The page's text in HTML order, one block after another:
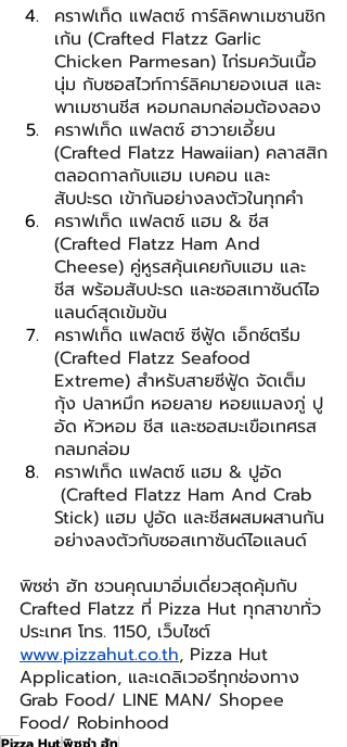
คราฟเท็ด แฟลตซ์ การ์ลิคพาเมซานชิก
เก้น (Crafted Flatzz Garlic
Chicken Parmesan) ไก่รมควันเนื้อ
นุ่ม กับซอสไวท์การ์ลิคมายองเนส และ
พาเมซานชีส หอมกลมกล่อมต้องลอง
คราฟเท็ด แฟลตซ์ ฮาวายเอี้ยน
(Crafted Flatzz Hawaiian) คลาสสิก
ตลอดกาลกับแฮม เบคอน และ
สับปะรด เข้ากันอย่างลงตัวในทุกคำ
คราฟเท็ด แฟลตซ์ แฮม & ชีส
(Crafted Flatzz Ham And
Cheese) คู่หูรสคุ้นเคยกับแฮม และ
ชีส พร้อมสับปะรด และซอสเทาซันด์ไอ
แลนด์สุดเข้มข้น
คราฟเท็ด แฟลตซ์ ซีฟู้ด เอ็กซ์ตรีม
(Crafted Flatzz Seafood
Extreme) สำหรับสายซีฟู้ด จัดเต็ม
กุ้ง ปลาหมึก หอยลาย หอยแมลงภู่ ปู
อัด หัวหอม ชีส และซอสมะเขือเทศรส
กลมกล่อม
คราฟเท็ด แฟลตซ์ แฮม & ปูอัด
(Crafted Flatzz Ham And Crab
Stick) แฮม ปูอัด และชีสผสมผสานกัน
อย่างลงตัวกับซอสเทาซันด์ไอแลนด์
พิซซ่า ฮัท ชวนคุณมาอิ่มเดี่ยวสุดคุ้มกับ
Crafted Flatzz ที่ Pizza Hut ทุกสาขาทั่ว
ประเทศ โทร. 1150, เว็บไซต์
www.pizzahut.co.th, Pizza Hut
Application, และเดลิเวอรีทุกช่องทาง
Grab Food/ LINE MAN/ Shopee
Food/ Robinhood